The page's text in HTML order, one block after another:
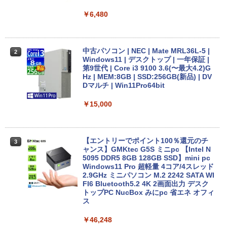
Anker Soundcore Liberty 5 ミッドナイトブ
ラック
￥14,990
るーとゅーす コードレス ENCノイズキャン
セリング 自動ペアリング Type-C充電 マイク
付き 防水 タッチ式音量調整 スポーツ/通勤/通
学/WEB会議(ホワイト)
￥1,964
レスイヤホン Bluetooth 5.4 ノイズキャンセ
￥250
見知らぬ糸
￥250
On My Road (Stadium ver.)
￥250
ットル (Smart Basic)
by Amazon 天然水ラベルレス 2L×9本
￥1,117
art Basic)
￥1,625
コカ・コーラ やかんの麦茶 from 爽健美茶 ラ
ベルレス 650mlPET×24本
￥2,009
￥832
ONE PIECE モノクロ版 115 (ジャンプコミッ
クスDIGITAL)
￥594
￥572
スーパーの裏でヤニ吸うふたり 9巻 (デジタル
版ビッグガンガンコミックス)
￥810
Microsoftoffice2024可 送料無料 WIFI
新古品ノートパソコン Intel Celeron Wi
ndows11 Pro Office 2024付き メモリ16
GB SSD512GB 12型/14型選択可 Blueto
ジネス 在宅勤務 学生向け
【1500円OFFクーポン】【DVDドライブ
&テンキー】ノートパソコン 中古パソコ
ン 15.6インチ SSD256GB メモリ8GB C
ore i3-8130U 第8世代 Microsoft Office
付き Windows11 東芝 dynabook B65
ノートパソコン 中古 PC パソコン 中古ノ
￥6,480
2
中古パソコン | NEC | Mate MRL36L-5 |
Windows11 | デスクトップ | 一年保証 |
第9世代 | Core i3 9100 3.6(〜最大4.2)G
Hz | MEM:8GB | SSD:256GB(新品) | DV
Dマルチ | Win11Pro64bit
￥15,000
3
【エントリーでポイント100％還元のチ
ャンス】GMKtec G5S ミニpc 【Intel N
5095 DDR5 8GB 128GB SSD】mini pc
Windows11 Pro 超軽量 4コア/4スレッド
2.9GHz ミニパソコン M.2 2242 SATA WI
FI6 Bluetooth5.2 4K 2画面出力 デスク
トップPC NucBox みにpc 省エネ オフィ
ス
￥46,248